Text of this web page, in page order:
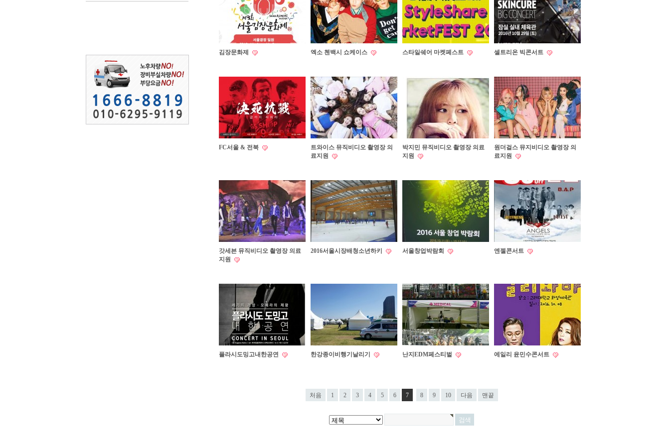
김장문화제 엑소 첸백시 쇼케이스 스타일쉐어 마켓페스트 셀트리온 빅콘서트
FC서울 & 전북
트와이스 뮤직비디오 촬영장 의
료지원
박지민 뮤직비디오 촬영장 의료
지원
원더걸스 뮤지비디오 촬영장 의
료지원
갓세븐 뮤직비디오 촬영장 의료
지원
2016서울시장배청소년하키 서울창업박람회 엔젤콘서트
플라시도밍고내한공연 한강종이비행기날리기 난지EDM페스티벌 에일리 윤민수콘서트
처음 1 2 3 4 5 6 7 8 9 10 다음 맨끝